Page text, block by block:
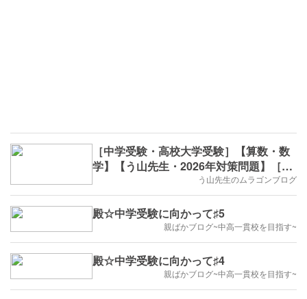
［中学受験・高校大学受験］【算数・数
学】【う山先生・2026年対策問題】［印
う山先生のムラゴンブログ
殿☆中学受験に向かって♯5
親ばかブログ~中高一貫校を目指す~
殿☆中学受験に向かって♯4
親ばかブログ~中高一貫校を目指す~